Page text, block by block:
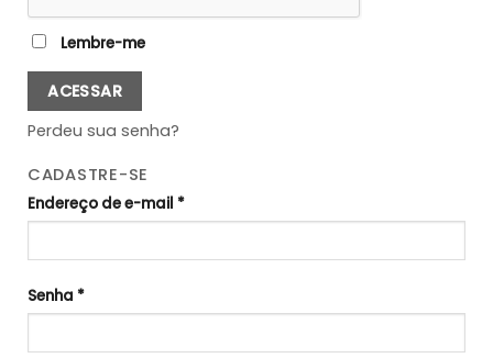
Lembre-me
ACESSAR
Perdeu sua senha?
CADASTRE-SE
Endereço de e-mail *
Senha *